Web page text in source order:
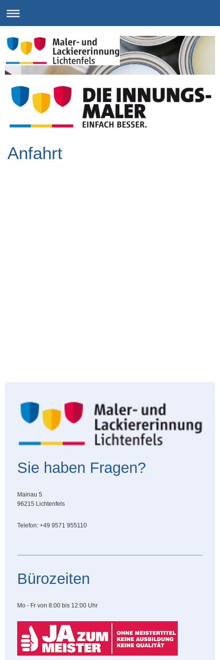
Anfahrt
Sie haben Fragen?
Mainau 5
96215 Lichtenfels
Telefon: +49 9571 955110
Bürozeiten
Mo - Fr von 8:00 bis 12:00 Uhr